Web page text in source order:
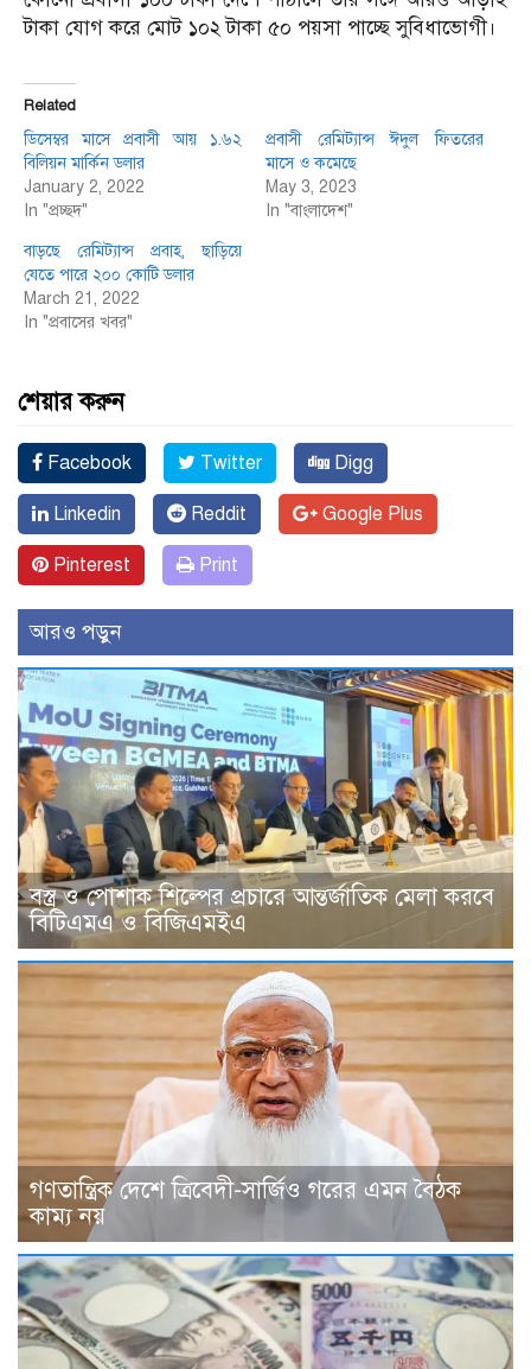
টাকা যোগ করে মোট ১০২ টাকা ৫০ পয়সা পাচ্ছে সুবিধাভোগী।
Related
ডিসেম্বর মাসে প্রবাসী আয় ১.৬২
বিলিয়ন মার্কিন ডলার
January 2, 2022
In "প্রচ্ছদ"
প্রবাসী রেমিট্যান্স ঈদুল ফিতরের
মাসে ও কমেছে
May 3, 2023
In "বাংলাদেশ"
বাড়ছে রেমিট্যান্স প্রবাহ, ছাড়িয়ে
যেতে পারে ২০০ কোটি ডলার
March 21, 2022
In "প্রবাসের খবর"
শেয়ার করুন
Facebook Twitter Digg
Linkedin Reddit Google Plus
Pinterest Print
আরও পড়ুন
বস্ত্র ও পোশাক শিল্পের প্রচারে আন্তর্জাতিক মেলা করবে
বিটিএমএ ও বিজিএমইএ
গণতান্ত্রিক দেশে ত্রিবেদী-সার্জিও গরের এমন বৈঠক
কাম্য নয়